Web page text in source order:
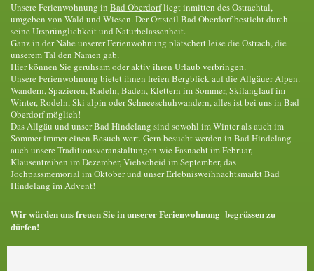
Unsere Ferienwohnung in Bad Oberdorfliegt inmitten des Ostrachtal,
umgeben von Wald und Wiesen. Der Ortsteil Bad Oberdorf besticht durch
seine Ursprünglichkeit und Naturbelassenheit.
Ganz in der Nähe unserer Ferienwohnung plätschert leise die Ostrach, die
unserem Tal den Namen gab.
Hier können Sie geruhsam oder aktiv ihren Urlaub verbringen.
Unsere Ferienwohnung bietet ihnen freien Bergblick auf die Allgäuer Alpen.
Wandern, Spazieren, Radeln, Baden, Klettern im Sommer, Skilanglauf im
Winter, Rodeln, Ski alpin oder Schneeschuhwandern, alles ist bei uns in Bad
Oberdorf möglich!
Das Allgäu und unser Bad Hindelang sind sowohl im Winter als auch im
Sommer immer einen Besuch wert. Gern besucht werden in Bad Hindelang
auch unsere Traditionsveranstaltungen wie Fasnacht im Februar,
Klausentreiben im Dezember, Viehscheid im September, das
Jochpassmemorial im Oktober und unser Erlebnisweihnachtsmarkt Bad
Hindelang im Advent!
Wir würden uns freuen Sie in unserer Ferienwohnung begrüssen zu
dürfen!